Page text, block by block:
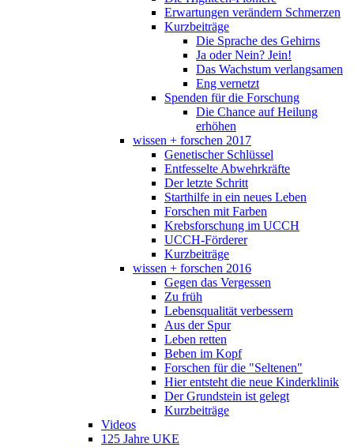
Erwartungen verändern Schmerzen
Kurzbeiträge
Die Sprache des Gehirns
Ja oder Nein? Jein!
Das Wachstum verlangsamen
Eng vernetzt
Spenden für die Forschung
Die Chance auf Heilung
erhöhen
wissen + forschen 2017
Genetischer Schlüssel
Entfesselte Abwehrkräfte
Der letzte Schritt
Starthilfe in ein neues Leben
Forschen mit Farben
Krebsforschung im UCCH
UCCH-Förderer
Kurzbeiträge
wissen + forschen 2016
Gegen das Vergessen
Zu früh
Lebensqualität verbessern
Aus der Spur
Leben retten
Beben im Kopf
Forschen für die "Seltenen"
Hier entsteht die neue Kinderklinik
Der Grundstein ist gelegt
Kurzbeiträge
Videos
125 Jahre UKE